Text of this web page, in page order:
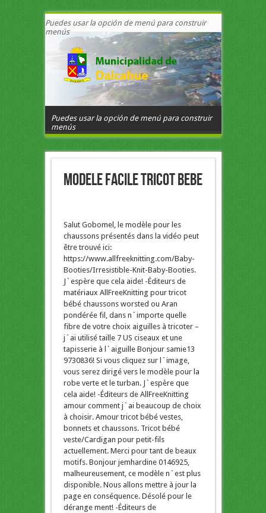
Puedes usar la opción de menú para construir
menús
Puedes usar la opción de menú para construir
menús
Modele facile tricot bebe
Salut Gobomel, le modèle pour les
chaussons présentés dans la vidéo peut
être trouvé ici:
https://www.allfreeknitting.com/Baby-
Booties/Irresistible-Knit-Baby-Booties.
J`espère que cela aide! -Éditeurs de
matériaux AllFreeKnitting pour tricot
bébé chaussons worsted ou Aran
pondérée fil, dans n`importe quelle
fibre de votre choix aiguilles à tricoter –
j`ai utilisé taille 7 US ciseaux et une
tapisserie à l`aiguille Bonjour samie13
9730836! Si vous cliquez sur l`image,
vous serez dirigé vers le modèle pour la
robe verte et le turban. J`espère que
cela aide! -Éditeurs de AllFreeKnitting
amour comment j`ai beaucoup de choix
à choisir. Amour tricot bébé vestes,
bonnets et chaussons. Tricot bébé
veste/Cardigan pour petit-fils
actuellement. Merci pour tant de beaux
motifs. Bonjour jemhardine 0146925,
malheureusement, ce modèle n`est plus
disponible. Nous allons mettre à jour la
page en conséquence. Désolé pour le
dérange ment! -Éditeurs de